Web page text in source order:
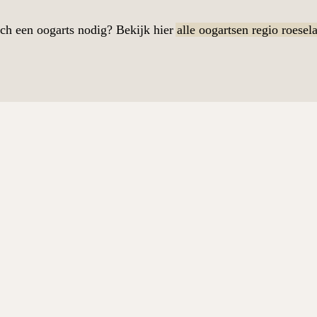
een oogarts nodig? Bekijk hier alle oogartsen regio